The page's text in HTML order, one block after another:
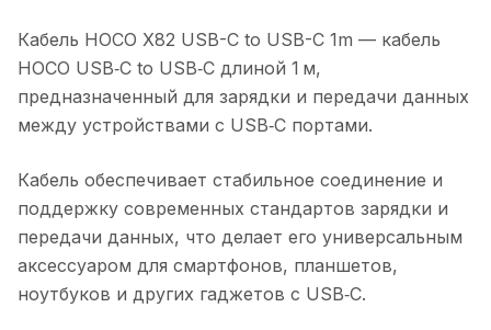
Кабель HOCO X82 USB-C to USB-C 1m — кабель
HOCO USB‑C to USB‑C длиной 1 м,
предназначенный для зарядки и передачи данных
между устройствами с USB‑C портами.
Кабель обеспечивает стабильное соединение и
поддержку современных стандартов зарядки и
передачи данных, что делает его универсальным
аксессуаром для смартфонов, планшетов,
ноутбуков и других гаджетов с USB‑C.